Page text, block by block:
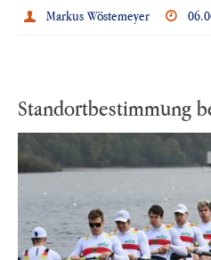
Markus Wöstemeyer
Standortbestimmung